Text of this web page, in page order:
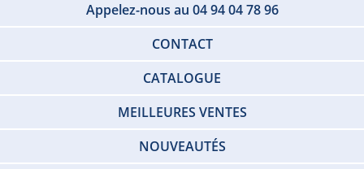
Appelez-nous au 04 94 04 78 96
CONTACT
CATALOGUE
MEILLEURES VENTES
NOUVEAUTÉS